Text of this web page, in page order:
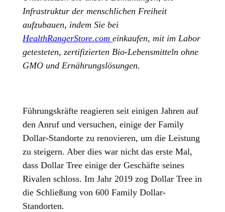
Infrastruktur der menschlichen Freiheit
aufzubauen, indem Sie bei
HealthRangerStore.comeinkaufen, mit im Labor
getesteten, zertifizierten Bio-Lebensmitteln ohne
GMO und Ernährungslösungen.
Führungskräfte reagieren seit einigen Jahren auf
den Anruf und versuchen, einige der Family
Dollar-Standorte zu renovieren, um die Leistung
zu steigern. Aber dies war nicht das erste Mal,
dass Dollar Tree einige der Geschäfte seines
Rivalen schloss. Im Jahr 2019 zog Dollar Tree in
die Schließung von 600 Family Dollar-
Standorten.